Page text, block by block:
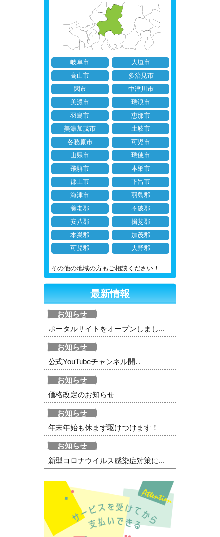
岐阜市
大垣市
高山市
多治見市
関市
中津川市
美濃市
瑞浪市
羽島市
恵那市
美濃加茂市
土岐市
各務原市
可児市
山県市
瑞穂市
飛騨市
本巣市
郡上市
下呂市
海津市
羽島郡
養老郡
不破郡
安八郡
揖斐郡
本巣郡
加茂郡
可児郡
大野郡
その他の地域の方もご相談ください！
最新情報
お知らせ
ポータルサイトをオープンしまし...
お知らせ
公式YouTubeチャンネル開...
お知らせ
価格改定のお知らせ
お知らせ
年末年始も休まず駆けつけます！
お知らせ
新型コロナウイルス感染症対策に...